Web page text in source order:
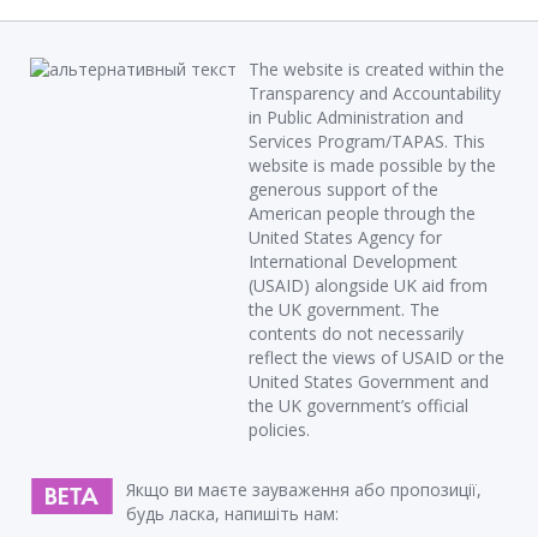
The website is created within the
Transparency and Accountability
in Public Administration and
Services Program/TAPAS. This
website is made possible by the
generous support of the
American people through the
United States Agency for
International Development
(USAID) alongside UK aid from
the UK government. The
contents do not necessarily
reflect the views of USAID or the
United States Government and
the UK government’s official
policies.
Якщо ви маєте зауваження або пропозиції,
будь ласка, напишіть нам: